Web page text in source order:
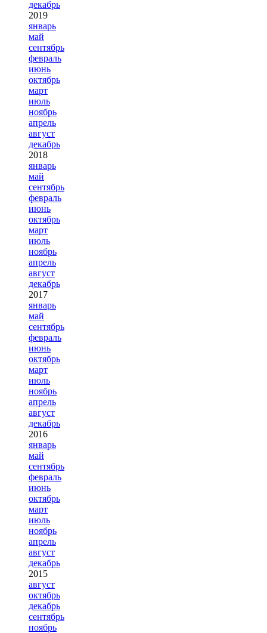
декабрь
2019
январь
май
сентябрь
февраль
июнь
октябрь
март
июль
ноябрь
апрель
август
декабрь
2018
январь
май
сентябрь
февраль
июнь
октябрь
март
июль
ноябрь
апрель
август
декабрь
2017
январь
май
сентябрь
февраль
июнь
октябрь
март
июль
ноябрь
апрель
август
декабрь
2016
январь
май
сентябрь
февраль
июнь
октябрь
март
июль
ноябрь
апрель
август
декабрь
2015
август
октябрь
декабрь
сентябрь
ноябрь